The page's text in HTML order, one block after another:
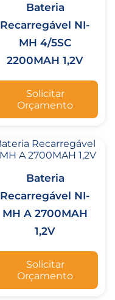
Bateria
Recarregável NI-
MH 4/5SC
2200MAH 1,2V
Solicitar
Orçamento
Bateria
Recarregável NI-
MH A 2700MAH
1,2V
Solicitar
Orçamento